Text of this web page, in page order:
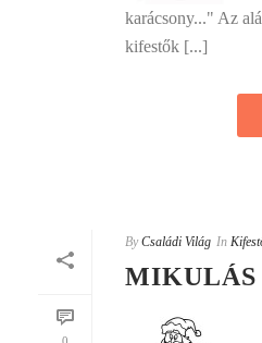
karácsony..." Az
kifestők [...]
By Családi Világ In
MIKULÁS